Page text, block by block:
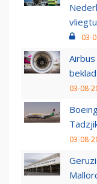
03-
03-08-
03-08-